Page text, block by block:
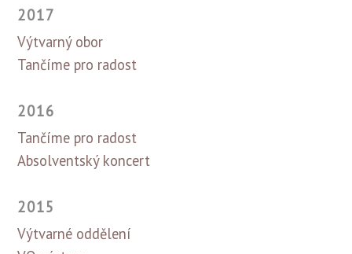
2017
Výtvarný obor
Tančíme pro radost
2016
Tančíme pro radost
Absolventský koncert
2015
Výtvarné oddělení